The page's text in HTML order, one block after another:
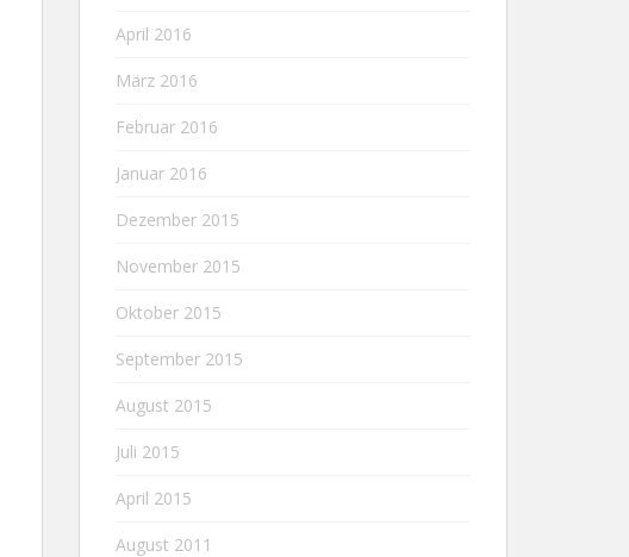
April 2016
März 2016
Februar 2016
Januar 2016
Dezember 2015
November 2015
Oktober 2015
September 2015
August 2015
Juli 2015
April 2015
August 2011